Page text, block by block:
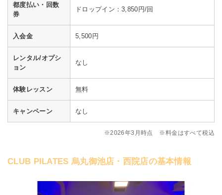
都度払い・回数
券
ドロップイン：3,850円/回
入会金 5,500円
レンタル/オプシ
ョン
なし
体験レッスン 無料
キャンペーン なし
※2026年3月時点 ※料金はすべて税込
CLUB PILATES 烏丸御池店・西院店の基本情報